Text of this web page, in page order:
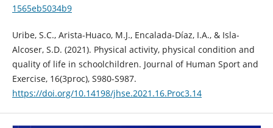
1565eb5034b9
Uribe, S.C., Arista-Huaco, M.J., Encalada-Díaz, I.A., & Isla-
Alcoser, S.D. (2021). Physical activity, physical condition and
quality of life in schoolchildren. Journal of Human Sport and
Exercise, 16(3proc), S980-S987.
https://doi.org/10.14198/jhse.2021.16.Proc3.14